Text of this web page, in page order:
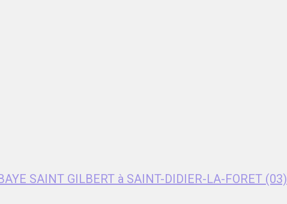
SAINT GILBERT à SAINT-DIDIER-LA-FORET (03)